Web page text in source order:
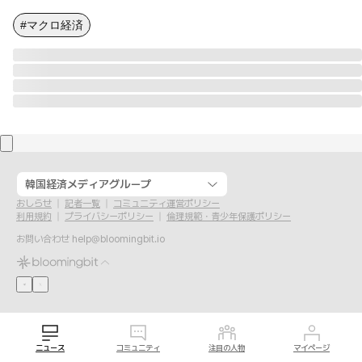
#マクロ経済
韓国経済メディアグループ
おしらせ 記者一覧
コミュニティ運営ポリシー
利用規約
プライバシーポリシー
倫理規範・青少年保護ポリシー
お問い合わせ help@bloomingbit.io
ニュース コミュニティ 注目の人物 マイページ